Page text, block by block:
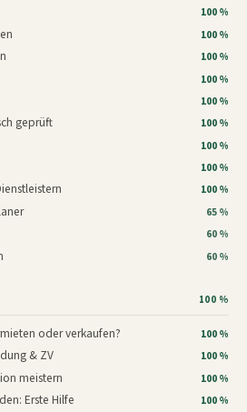
100 %
100 %
100 %
100 %
100 %
geprüft 100 %
100 %
100 %
100 %
65 %
60 %
60 %
100 %
oder verkaufen? 100 %
& ZV 100 %
meistern 100 %
Erste Hilfe 100 %